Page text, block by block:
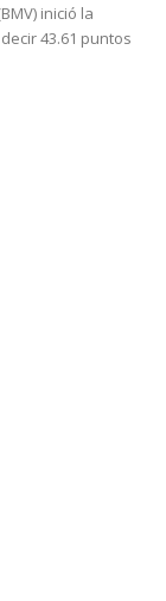
inició la
43.61 puntos